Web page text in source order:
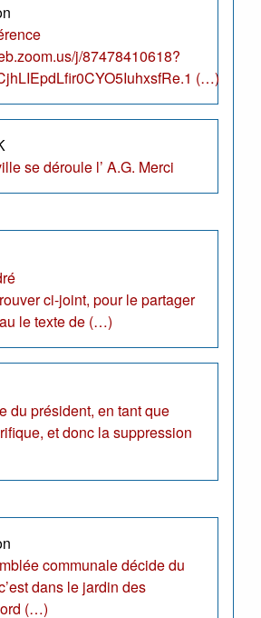
j/87478410618?
(…)
se déroule l’ A.G. Merci
ci-joint, pour le partager
le texte de (…)
du président, en tant que
et donc la suppression
communale décide du
dans le jardin des
(…)